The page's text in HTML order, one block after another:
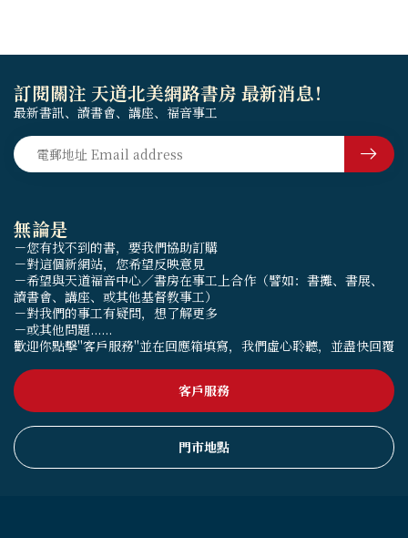
無論是
－您有找不到的書，要我們協助訂購
－對這個新網站，您希望反映意見
－希望與天道福音中心／書房在事工上合作（譬如：書攤、書展、
讀書會、講座、或其他基督教事工）
－對我們的事工有疑問，想了解更多
－或其他問題......
歡迎你點擊"客戶服務"並在回應箱填寫，我們虛心聆聽，並盡快回覆
客戶服務
門市地點
訂閱關注 天道北美網路書房 最新消息！
最新書訊、讀書會、講座、福音事工